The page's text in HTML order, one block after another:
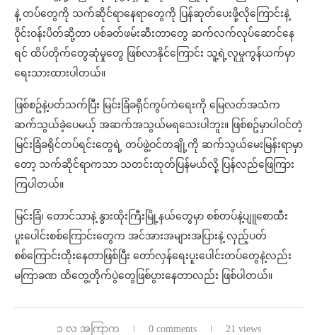
နဲ့ တပ်တွေကို သက်ဆိုင်ရာနေရာတွေကို ပြန်ဆုတ်ပေးဖို့လိုကြောင်းနဲ့
ဝိုင်းဝန်းပိတ်ဆို့တာ ပစ်ခတ်ဖမ်းဆီးတာတွေ ဆက်လက်လုပ်ဆောင်နေ
ရင် ထိပ်တိုက်တွေဆုံမှုတွေ ဖြစ်လာနိုင်ကြောင်း သူ့ရဲ့လူမှုကွန်ယက်မှာ
ရေးသားထားပါတယ်။
ဖြစ်စဥ်နဲ့ပတ်သက်ပြီး မြင်းခြံခရိုင်ကွပ်ကဲရေးကို မြေလတ်အသံက
ဆက်သွယ်ခဲ့ပေမယ့် အဆက်အသွယ်မရသေးပါဘူး။ ဖြစ်စဥ်မှာပါဝင်တဲ့
မြင်းခြံခရိုင်တပ်ရင်းတွေရဲ့ တပ်ဖွဲ့ဝင်တချို့ကို ‌‌‌‌‌‌‌‌‌‌‌‌‌‌‌‌‌ဆက်သွယ်မေးမြန်းရာမှာ
တော့ သက်ဆိုင်ရာကသာ သတင်းထုတ်ပြန်မယ်လို့ ပြန်လည်ဖြေကြား
ကြပါတယ်။
မြင်းခြံ၊ တောင်သာနဲ့ နွားထိုးကြီးမြို့နယ်တွေမှာ စစ်တပ်နဲ့ပျူစောထီး
ပူးပေါင်းစစ်ကြောင်းတွေက အင်အားအများအပြားနဲ့ လှည့်ပတ်
စစ်ကြောင်းထိုးနေတာဖြစ်ပြီး တော်လှန်ရေးပူးပေါင်းတပ်တွေနဲ့လည်း
မကြာခဏ ထိတွေ့တိုက်ပွဲတွေဖြစ်ပွားနေတာလည်း ဖြစ်ပါတယ်။
၁ လ အကြာက 0 comments 21 views